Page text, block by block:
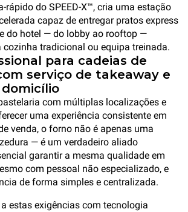
rápido do SPEED-X™, cria uma estação
capaz de entregar pratos express
do hotel — do lobby ao rooftop —
cozinha tradicional ou equipa treinada.
para cadeias de
serviço de takeaway e
com múltiplas localizações e
uma experiência consistente em
venda, o forno não é apenas uma
— é um verdadeiro aliado
garantir a mesma qualidade em
com pessoal não especializado, e
de forma simples e centralizada.
estas exigências com tecnologia